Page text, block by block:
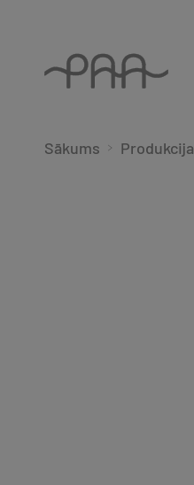
Sākums Produkcija